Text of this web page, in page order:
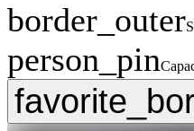
border_outer
person_pin